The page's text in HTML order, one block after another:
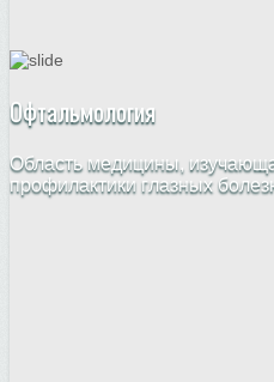
Офтальмология
Область медицины,
профилактики глазных